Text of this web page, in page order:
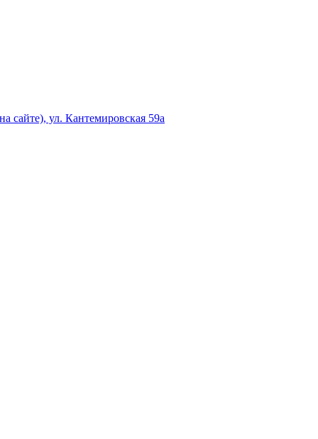
сайте), ул. Кантемировская 59а